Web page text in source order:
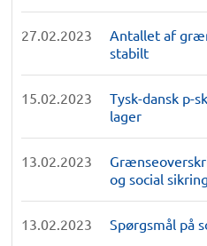
27.02.2023
Antallet af
stabilt
15.02.2023
Tysk-dansk p-
lager
13.02.2023
og social sikring
13.02.2023
Spørgsmål på